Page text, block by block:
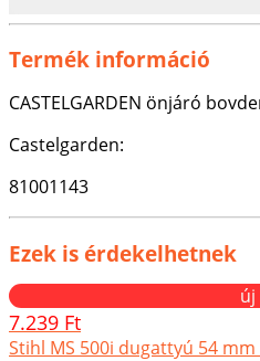
Termék információ
CASTELGARDEN önjáró
Castelgarden:
81001143
Ezek is érdekelhetnek
új
7.239 Ft
Stihl MS 500i dugattyú 54